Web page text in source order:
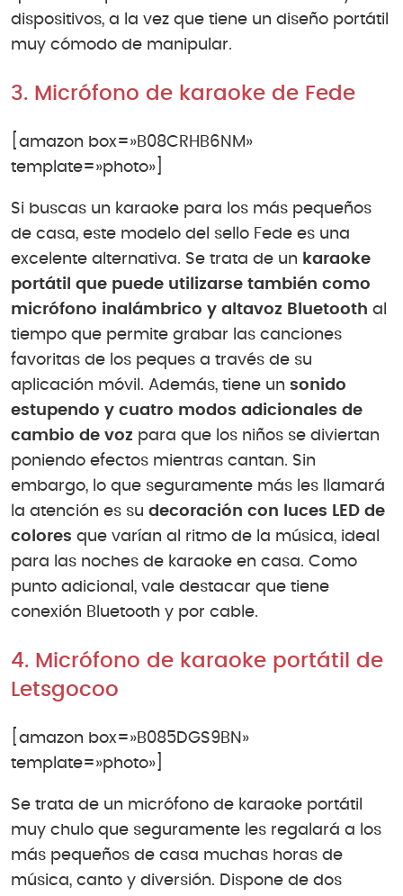
dispositivos, a la vez que tiene un diseño portátil
muy cómodo de manipular.
3. Micrófono de karaoke de Fede
[amazon box=»B08CRHB6NM»
template=»photo»]
Si buscas un karaoke para los más pequeños
de casa, este modelo del sello Fede es una
excelente alternativa. Se trata de un karaoke
portátil que puede utilizarse también como
micrófono inalámbrico y altavoz Bluetooth al
tiempo que permite grabar las canciones
favoritas de los peques a través de su
aplicación móvil. Además, tiene un sonido
estupendo y cuatro modos adicionales de
cambio de voz para que los niños se diviertan
poniendo efectos mientras cantan. Sin
embargo, lo que seguramente más les llamará
la atención es su decoración con luces LED de
colores que varían al ritmo de la música, ideal
para las noches de karaoke en casa. Como
punto adicional, vale destacar que tiene
conexión Bluetooth y por cable.
4. Micrófono de karaoke portátil de
Letsgocoo
[amazon box=»B085DGS9BN»
template=»photo»]
Se trata de un micrófono de karaoke portátil
muy chulo que seguramente les regalará a los
más pequeños de casa muchas horas de
música, canto y diversión. Dispone de dos